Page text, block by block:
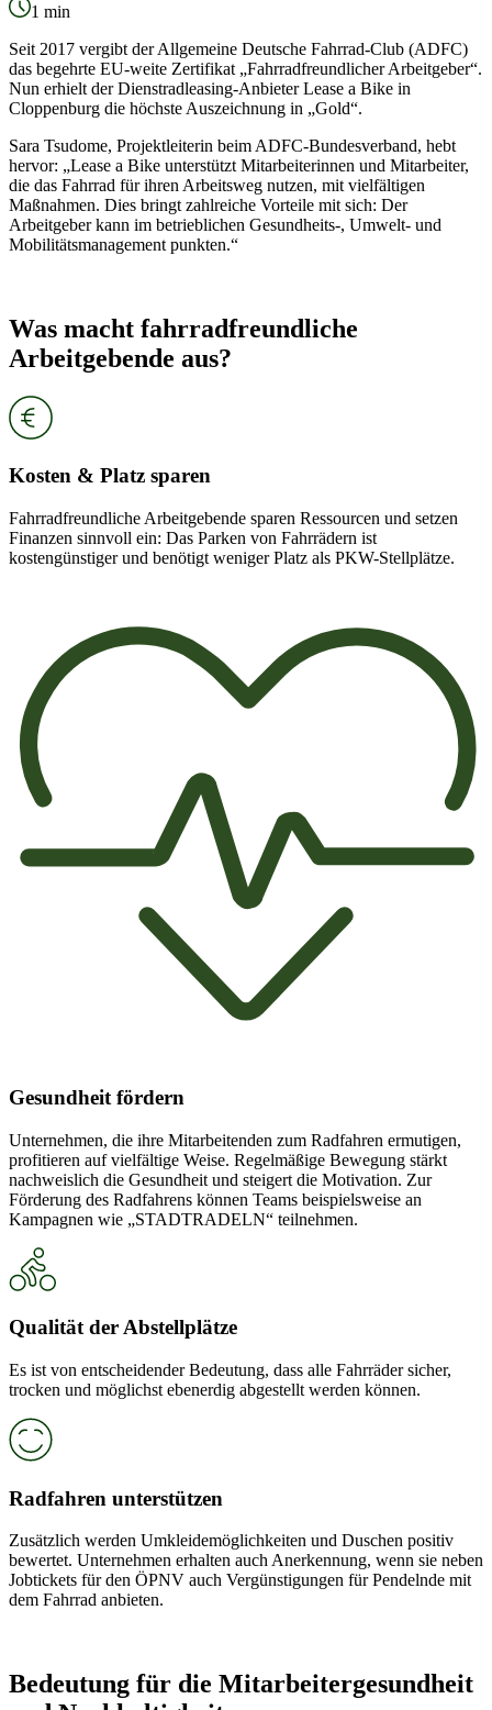
1 min
Seit 2017 vergibt der Allgemeine Deutsche Fahrrad-Club (ADFC)
das begehrte EU-weite Zertifikat „Fahrradfreundlicher Arbeitgeber“.
Nun erhielt der Dienstradleasing-Anbieter Lease a Bike in
Cloppenburg die höchste Auszeichnung in „Gold“.
Sara Tsudome, Projektleiterin beim ADFC-Bundesverband, hebt
hervor: „Lease a Bike unterstützt Mitarbeiterinnen und Mitarbeiter,
die das Fahrrad für ihren Arbeitsweg nutzen, mit vielfältigen
Maßnahmen. Dies bringt zahlreiche Vorteile mit sich: Der
Arbeitgeber kann im betrieblichen Gesundheits-, Umwelt- und
Mobilitätsmanagement punkten.“
Was macht fahrradfreundliche
Arbeitgebende aus?
Kosten & Platz sparen
Fahrradfreundliche Arbeitgebende sparen Ressourcen und setzen
Finanzen sinnvoll ein: Das Parken von Fahrrädern ist
kostengünstiger und benötigt weniger Platz als PKW-Stellplätze.
Gesundheit fördern
Unternehmen, die ihre Mitarbeitenden zum Radfahren ermutigen,
profitieren auf vielfältige Weise. Regelmäßige Bewegung stärkt
nachweislich die Gesundheit und steigert die Motivation. Zur
Förderung des Radfahrens können Teams beispielsweise an
Kampagnen wie „STADTRADELN“ teilnehmen.
Qualität der Abstellplätze
Es ist von entscheidender Bedeutung, dass alle Fahrräder sicher,
trocken und möglichst ebenerdig abgestellt werden können.
Radfahren unterstützen
Zusätzlich werden Umkleidemöglichkeiten und Duschen positiv
bewertet. Unternehmen erhalten auch Anerkennung, wenn sie neben
Jobtickets für den ÖPNV auch Vergünstigungen für Pendelnde mit
dem Fahrrad anbieten.
Bedeutung für die Mitarbeitergesundheit